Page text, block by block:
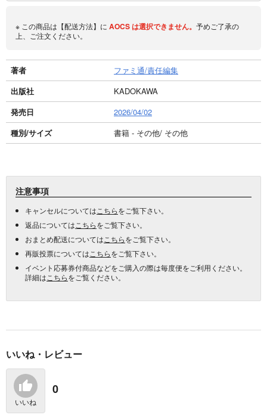
※ この商品は【配送方法】に AOCSは選択できません。 予めご了承の
上、ご注文ください。
著者
ファミ通/責任編集
出版社
KADOKAWA
発売日
2026/04/02
種別/サイズ
書籍 - その他/ その他
注意事項
キャンセルについては こちらをご覧下さい。
返品については こちらをご覧下さい。
おまとめ配送については こちらをご覧下さい。
再販投票については こちらをご覧下さい。
イベント応募券付商品などをご購入の際は毎度便をご利用ください。
詳細は こちらをご覧ください。
いいね・レビュー
いいね
0